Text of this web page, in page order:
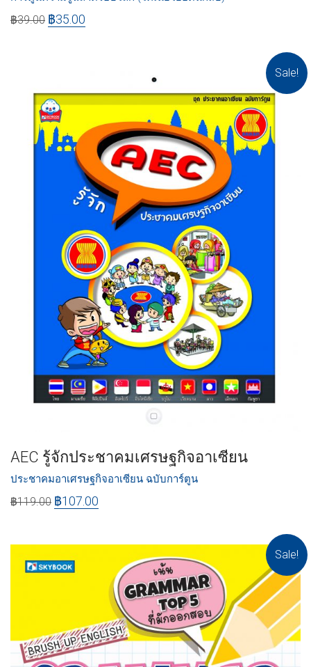
฿39.00 ฿35.00
Sale!
AEC รู้จักประชาคมเศรษฐกิจอาเซียน
ประชาคมอาเศรษฐกิจอาเซียน ฉบับการ์ตูน
฿119.00 ฿107.00
Sale!